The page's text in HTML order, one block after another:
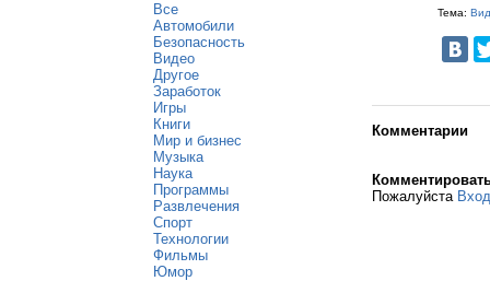
Все
Автомобили
Безопасность
Видео
Другое
Заработок
Игры
Книги
Мир и бизнес
Музыка
Наука
Программы
Развлечения
Спорт
Технологии
Фильмы
Юмор
Тема:
Комментарии
Пожалуйста Вход